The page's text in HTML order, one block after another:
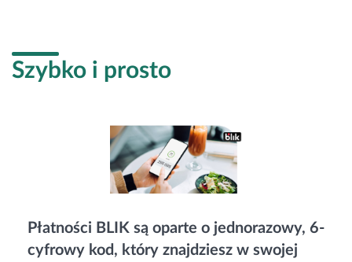
Szybko i prosto
Płatności BLIK są oparte o jednorazowy, 6-
cyfrowy kod, który znajdziesz w swojej